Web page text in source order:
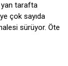
yan tarafta
çok sayıda
sürüyor. Öte